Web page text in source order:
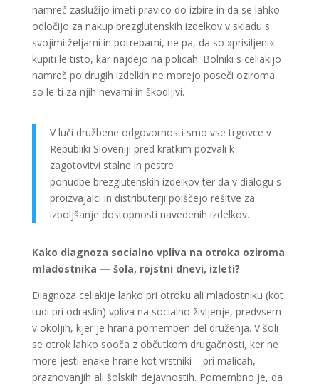
namreč zaslužijo imeti pravico do izbire in da se lahko
odločijo za nakup brezglutenskih izdelkov v skladu s
svojimi željami in potrebami, ne pa, da so »prisiljeni«
kupiti le tisto, kar najdejo na policah. Bolniki s celiakijo
namreč po drugih izdelkih ne morejo poseči oziroma
so le-ti za njih nevarni in škodljivi.
V luči družbene odgovornosti smo vse trgovce v
Republiki Sloveniji pred kratkim pozvali k
zagotovitvi stalne in pestre
ponudbe brezglutenskih izdelkov ter da v dialogu s
proizvajalci in distributerji poiščejo rešitve za
izboljšanje dostopnosti navedenih izdelkov.
Kako diagnoza socialno vpliva na otroka oziroma
mladostnika — šola, rojstni dnevi, izleti?
Diagnoza celiakije lahko pri otroku ali mladostniku (kot
tudi pri odraslih) vpliva na socialno življenje, predvsem
v okoljih, kjer je hrana pomemben del druženja. V šoli
se otrok lahko sooča z občutkom drugačnosti, ker ne
more jesti enake hrane kot vrstniki – pri malicah,
praznovanjih ali šolskih dejavnostih. Pomembno je, da